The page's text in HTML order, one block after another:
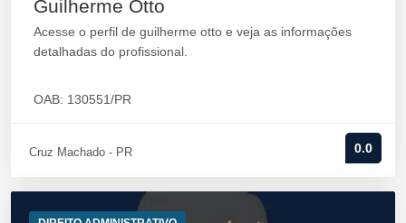
Guilherme Otto
Acesse o perfil de guilherme otto e veja as informações
detalhadas do profissional.
OAB: 130551/PR
Cruz Machado - PR 0.0